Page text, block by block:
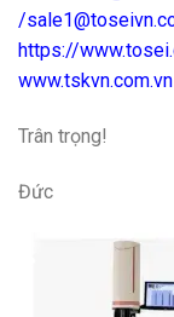
/
https://
www.tskvn.com.vn
Trân trọng!
Đức